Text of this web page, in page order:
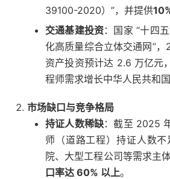
39100-2020）”，并提供
交通基建投资：国家 “十四
化高质量综合立体交通网”
资产投资预计达 2.6 万亿元
程师需求增长中华人民共和
市场缺口与竞争格局
持证人数稀缺：截至 2025
师（道路工程）持证人数
院、大型工程公司等需求主
口率达 60% 以上。